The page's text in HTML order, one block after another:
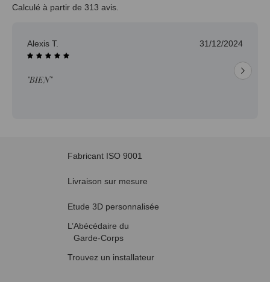
Calculé à partir de 313 avis.
Alexis T. 31/12/2024
"BIEN"
Fabricant ISO 9001
Livraison sur mesure
Etude 3D personnalisée
L’Abécédaire du
Garde-Corps
Trouvez un installateur